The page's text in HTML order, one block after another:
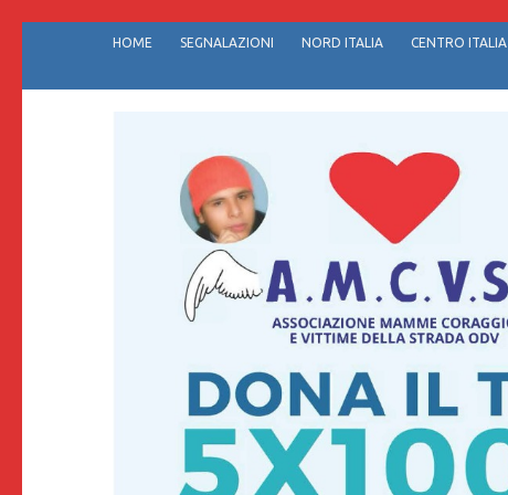
contenuto
HOME SEGNALAZIONI NORD ITALIA CENTRO ITALIA